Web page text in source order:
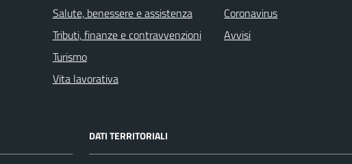
Salute, benessere e assistenza
Tributi, finanze e contravvenzioni
Turismo
Vita lavorativa
Coronavirus
Avvisi
DATI TERRITORIALI